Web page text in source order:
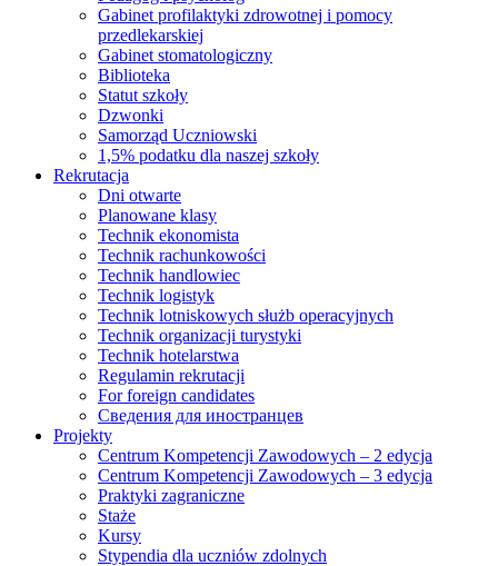
Gabinet profilaktyki zdrowotnej i pomocy
przedlekarskiej
Gabinet stomatologiczny
Biblioteka
Statut szkoły
Dzwonki
Samorząd Uczniowski
1,5% podatku dla naszej szkoły
Rekrutacja
Dni otwarte
Planowane klasy
Technik ekonomista
Technik rachunkowości
Technik handlowiec
Technik logistyk
Technik lotniskowych służb operacyjnych
Technik organizacji turystyki
Technik hotelarstwa
Regulamin rekrutacji
For foreign candidates
Сведения для иностранцев
Projekty
Centrum Kompetencji Zawodowych – 2 edycja
Centrum Kompetencji Zawodowych – 3 edycja
Praktyki zagraniczne
Staże
Kursy
Stypendia dla uczniów zdolnych